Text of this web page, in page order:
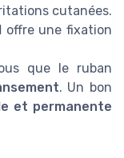
cutanées.
offre une fixation
que le ruban
. Un bon
et permanente